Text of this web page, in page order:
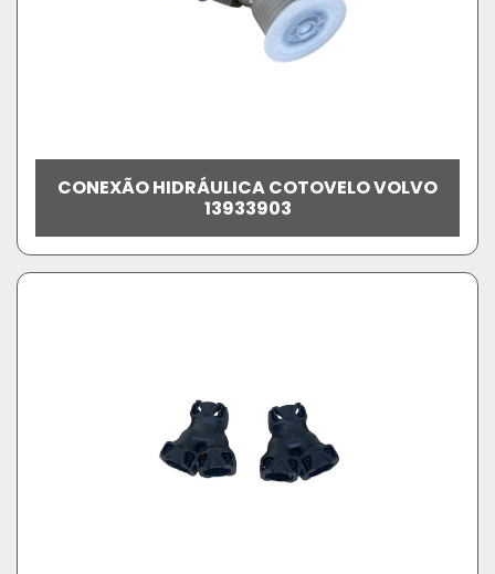
CONEXÃO HIDRÁULICA COTOVELO VOLVO
13933903